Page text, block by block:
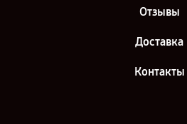
Петербург
Отзывы
Доставка
Контакты